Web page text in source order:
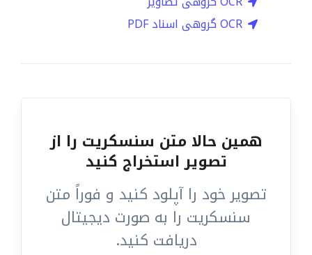
OCR گروهی اسناد PDF
همین حالا متن سنسکریت را از
تصویر استخراج کنید
تصویر خود را آپلود کنید و فوراً متن
سنسکریت را به صورت دیجیتال
دریافت کنید.